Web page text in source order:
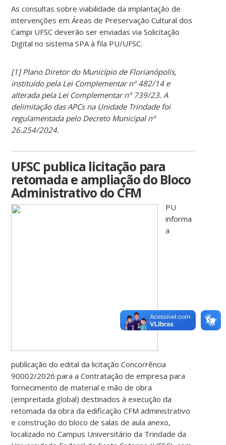
As consultas sobre viabilidade da implantação de
intervenções em Áreas de Preservação Cultural dos
Campi UFSC deverão ser enviadas via Solicitação
Digital no sistema SPA à fila PU/UFSC.
[1] Plano Diretor do Município de Florianópolis,
instituído pela Lei Complementar nº 482/14 e
alterada pela Lei Complementar nº 739/23. A
delimitação das APCs na Unidade Trindade foi
regulamentada pelo Decreto Municipal nº
26.254/2024.
UFSC publica licitação para
retomada e ampliação do Bloco
Administrativo do CFM
PU
informa
a
publicação do edital da licitação Concorrência
90002/2026 para a Contratação de empresa para
fornecimento de material e mão de obra
(empreitada global) destinados à execução da
retomada da obra da edificação CFM administrativo
e construção do bloco de salas de aula anexo,
localizado no Campus Universitário da Trindade da